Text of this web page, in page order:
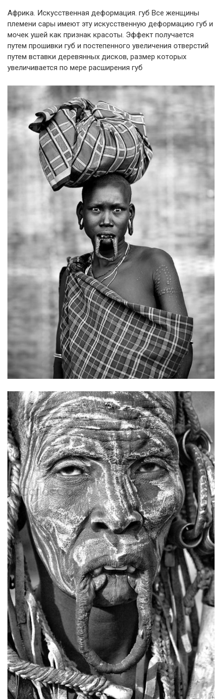
Африка. Искусственная деформация. губ Все женщины
племени сары имеют эту искусственную деформацию губ и
мочек ушей как признак красоты. Эффект получается
путем прошивки губ и постепенного увеличения отверстий
путем вставки деревянных дисков, размер которых
увеличивается по мере расширения губ